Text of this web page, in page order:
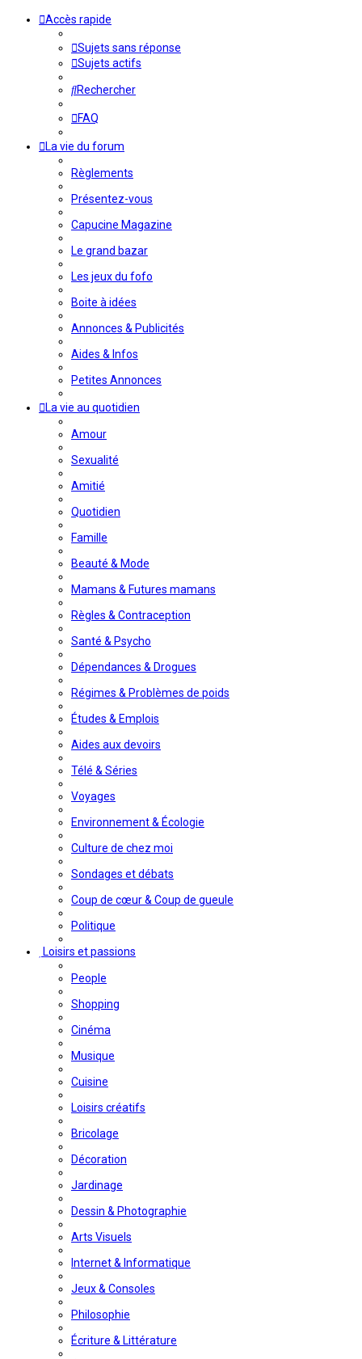
Accès rapide
Sujets sans réponse
Sujets actifs
Rechercher
FAQ
La vie du forum
Règlements
Présentez-vous
Capucine Magazine
Le grand bazar
Les jeux du fofo
Boite à idées
Annonces & Publicités
Aides & Infos
Petites Annonces
La vie au quotidien
Amour
Sexualité
Amitié
Quotidien
Famille
Beauté & Mode
Mamans & Futures mamans
Règles & Contraception
Santé & Psycho
Dépendances & Drogues
Régimes & Problèmes de poids
Études & Emplois
Aides aux devoirs
Télé & Séries
Voyages
Environnement & Écologie
Culture de chez moi
Sondages et débats
Coup de cœur & Coup de gueule
Politique
Loisirs et passions
People
Shopping
Cinéma
Musique
Cuisine
Loisirs créatifs
Bricolage
Décoration
Jardinage
Dessin & Photographie
Arts Visuels
Internet & Informatique
Jeux & Consoles
Philosophie
Écriture & Littérature